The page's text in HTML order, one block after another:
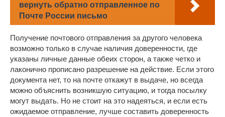
вернуть обратно отправленное по
Почте России письмо
Получение почтового отправления за другого человека
возможно только в случае наличия доверенности, где
указаны личные данные обеих сторон, а также четко и
лаконично прописано разрешение на действие. Если этого
документа нет, то на почте откажут в выдаче, но всегда
можно объяснить возникшую ситуацию, и тогда посылку
могут выдать. Но не стоит на это надеяться, и если есть
ожидаемое отправление, лучше составить доверенность